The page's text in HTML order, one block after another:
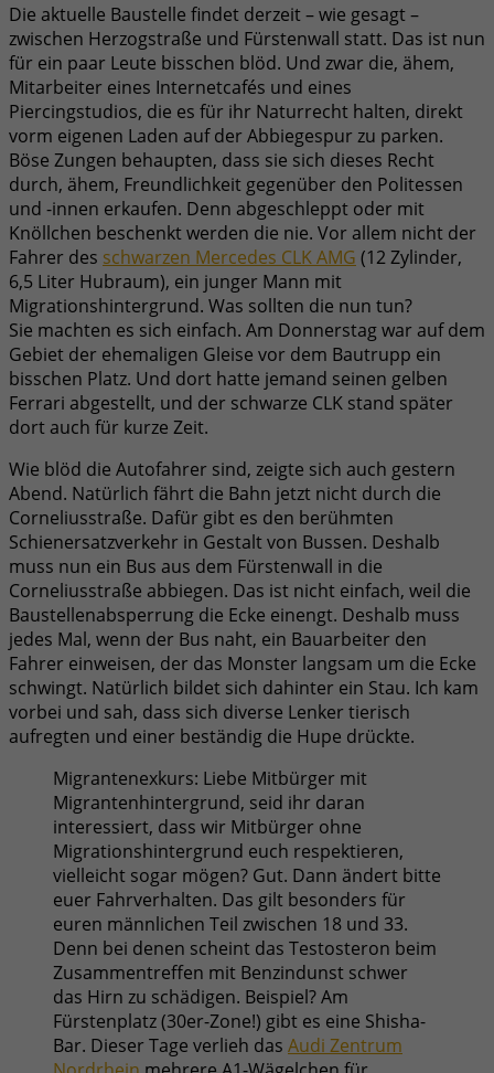
Die aktuelle Baustelle findet derzeit – wie gesagt –
zwischen Herzogstraße und Fürstenwall statt. Das ist nun
für ein paar Leute bisschen blöd. Und zwar die, ähem,
Mitarbeiter eines Internetcafés und eines
Piercingstudios, die es für ihr Naturrecht halten, direkt
vorm eigenen Laden auf der Abbiegespur zu parken.
Böse Zungen behaupten, dass sie sich dieses Recht
durch, ähem, Freundlichkeit gegenüber den Politessen
und -innen erkaufen. Denn abgeschleppt oder mit
Knöllchen beschenkt werden die nie. Vor allem nicht der
Fahrer des schwarzen Mercedes CLK AMG (12 Zylinder,
6,5 Liter Hubraum), ein junger Mann mit
Migrationshintergrund. Was sollten die nun tun?
Sie machten es sich einfach. Am Donnerstag war auf dem
Gebiet der ehemaligen Gleise vor dem Bautrupp ein
bisschen Platz. Und dort hatte jemand seinen gelben
Ferrari abgestellt, und der schwarze CLK stand später
dort auch für kurze Zeit.
Wie blöd die Autofahrer sind, zeigte sich auch gestern
Abend. Natürlich fährt die Bahn jetzt nicht durch die
Corneliusstraße. Dafür gibt es den berühmten
Schienersatzverkehr in Gestalt von Bussen. Deshalb
muss nun ein Bus aus dem Fürstenwall in die
Corneliusstraße abbiegen. Das ist nicht einfach, weil die
Baustellenabsperrung die Ecke einengt. Deshalb muss
jedes Mal, wenn der Bus naht, ein Bauarbeiter den
Fahrer einweisen, der das Monster langsam um die Ecke
schwingt. Natürlich bildet sich dahinter ein Stau. Ich kam
vorbei und sah, dass sich diverse Lenker tierisch
aufregten und einer beständig die Hupe drückte.
Migrantenexkurs: Liebe Mitbürger mit
Migrantenhintergrund, seid ihr daran
interessiert, dass wir Mitbürger ohne
Migrationshintergrund euch respektieren,
vielleicht sogar mögen? Gut. Dann ändert bitte
euer Fahrverhalten. Das gilt besonders für
euren männlichen Teil zwischen 18 und 33.
Denn bei denen scheint das Testosteron beim
Zusammentreffen mit Benzindunst schwer
das Hirn zu schädigen. Beispiel? Am
Fürstenplatz (30er-Zone!) gibt es eine Shisha-
Bar. Dieser Tage verlieh das Audi Zentrum